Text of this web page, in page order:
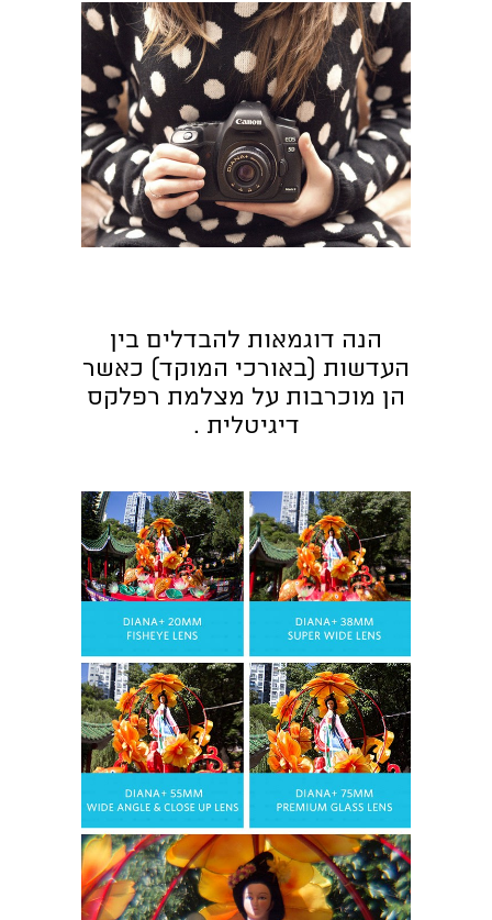
הנה דוגמאות להבדלים בין
העדשות (באורכי המוקד) כאשר
הן מוכרבות על מצלמת רפלקס
דיגיטלית .